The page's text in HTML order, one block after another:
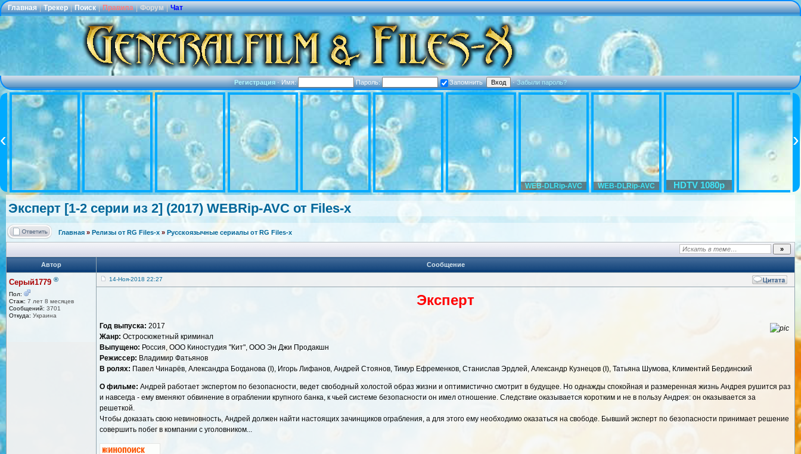
Главная | Трекер | Поиск | Правила | Форум | Чат
Регистрация·Имя: Пароль: Запомнить ·Забыли пароль?
WEB-DLRip-AVC WEB-DLRip-AVC HDTV 1080p
Эксперт [1-2 серии из 2] (2017) WEBRip-AVC от Files-x
Главная » Релизы от RG Files-x » Русскоязычные сериалы от RG Files-x
Автор Сообщение
Серый1779 ®
Пол:
Стаж: 7 лет 8 месяцев
Сообщений: 3701
Откуда: Украина
14-Ноя-2018 22:27
Эксперт
Год выпуска: 2017
Жанр: Остросюжетный криминал
Выпущено: Россия, ООО Киностудия "Кит", ООО Эн Джи Продакшн
Режиссер: Владимир Фатьянов
В ролях: Павел Чинарёв, Александра Богданова (I), Игорь Лифанов, Андрей Стоянов, Тимур Ефременков, Станислав Эрдлей, Александр Кузнецов (I), Татьяна Шумова, Климентий Бердинский
О фильме: Андрей работает экспертом по безопасности, ведет свободный холостой образ жизни и оптимистично смотрит в будущее. Но однажды спокойная и размеренная жизнь Андрея рушится раз
и навсегда - ему вменяют обвинение в ограблении крупного банка, к чьей системе безопасности он имел отношение. Следствие оказывается коротким и не в пользу Андрея: он оказывается за
решеткой.
Чтобы доказать свою невиновность, Андрей должен найти настоящих зачинщиков ограбления, а для этого ему необходимо оказаться на свободе. Бывший эксперт по безопасности принимает решение
совершить побег в компании с уголовником...